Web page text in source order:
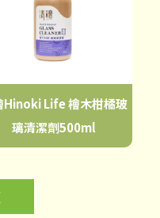
Hinoki Life 檜木柑橘玻
璃清潔劑500ml